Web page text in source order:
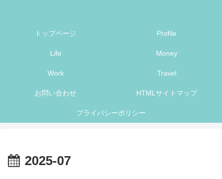
トップページ Profile
Life Money
Work Travel
お問い合わせ HTMLサイトマップ
プライバシーポリシー
2025-07